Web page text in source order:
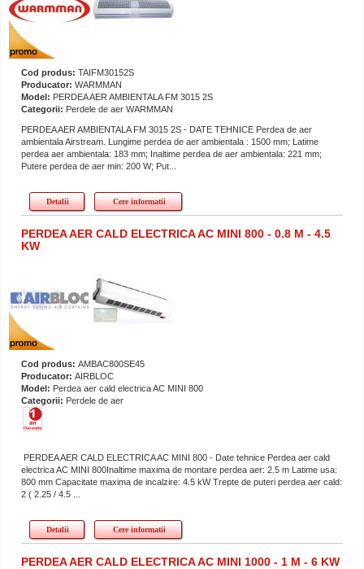
Cod produs: TAIFM30152S
Producator: WARMMAN
Model: PERDEA AER AMBIENTALA FM 3015 2S
Categorii: Perdele de aer WARMMAN
PERDEA AER AMBIENTALA FM 3015 2S - DATE TEHNICE Perdea de aer
ambientala Airstream. Lungime perdea de aer ambientala : 1500 mm; Latime
perdea aer ambientala: 183 mm; Inaltime perdea de aer ambientala: 221 mm;
Putere perdea de aer min: 200 W; Put...
Detalii Cere informatii
PERDEA AER CALD ELECTRICA AC MINI 800 - 0.8 M - 4.5
KW
Cod produs: AMBAC800SE45
Producator: AIRBLOC
Model: Perdea aer cald electrica AC MINI 800
Categorii: Perdele de aer
PERDEA AER CALD ELECTRICA AC MINI 800 - Date tehnice Perdea aer cald
electrica AC MINI 800Inaltime maxima de montare perdea aer: 2.5 m Latime usa:
800 mm Capacitate maxima de incalzire: 4.5 kW Trepte de puteri perdea aer cald:
2 ( 2.25 / 4.5 ...
Detalii Cere informatii
PERDEA AER CALD ELECTRICA AC MINI 1000 - 1 M - 6 KW